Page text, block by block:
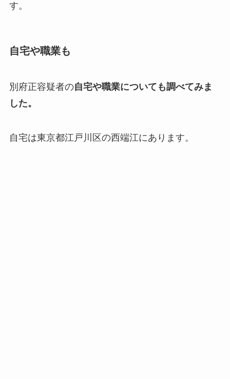
す。
自宅や職業も
別府正容疑者の自宅や職業についても調べてみま
した。
自宅は東京都江戸川区の西端江にあります。